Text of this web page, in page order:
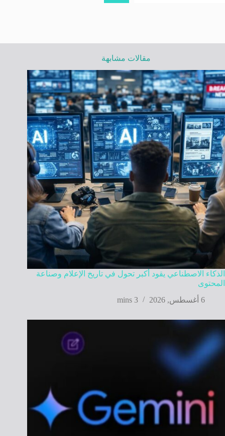
مقالات مشابهة
الذكاء الاصطناعي يقود أكبر تحول في تاريخ الإعلام وصناعة
المحتوى
6 أغسطس, 2026
3 mins